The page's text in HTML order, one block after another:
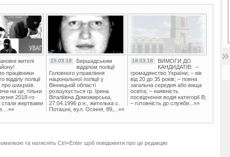
жителі
працівники
відділу поліції
шахраїв.
на це, тільки
2018-го
стали жертвами
25.03.18
Бершадським
відділом поліції
Головного управління
національної поліції у
Вінницькій області
розшукується гр. Ірина
Віталіївна Доможирська,
27.04.1996 р.н., жителька с.
Поташні, вул. Осіння, 89,...»»
18.03.18
ВИМОГИ ДО
КАНДИДАТІВ: –
громадянство України; – вік
від 20 до 35 років; – повна
загальна середня або вища
освіта; – наявність
посвідчення водія категорії В;
– готовність до служби...»»
та натисніть Ctrl+Enter щоб повідомити про це редакцію